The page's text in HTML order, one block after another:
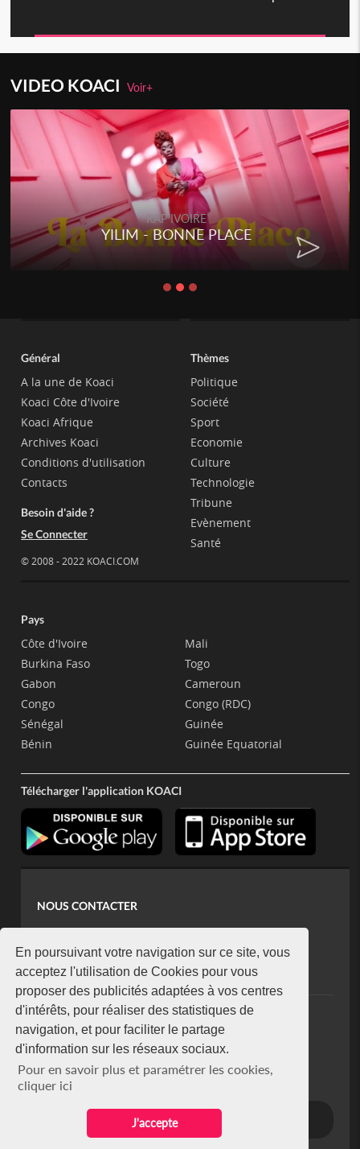
En poursuivant votre navigation sur ce site, vous
acceptez l'utilisation de Cookies pour vous
proposer des publicités adaptées à vos centres
d'intérêts, pour réaliser des statistiques de
navigation, et pour faciliter le partage
d'information sur les réseaux sociaux.
Pour en savoir plus et paramétrer les cookies,
cliquer ici
J'accepte
VIDEO KOACIVoir+
RAP IVOIRE
YILIM - BONNE PLACE
Général
A la une de Koaci
Koaci Côte d'Ivoire
Koaci Afrique
Archives Koaci
Conditions d'utilisation
Contacts
Besoin d'aide ?
Se Connecter
© 2008 - 2022 KOACI.COM
Thèmes
Politique
Société
Sport
Economie
Culture
Technologie
Tribune
Evènement
Santé
Pays
Côte d'Ivoire
Burkina Faso
Gabon
Congo
Sénégal
Bénin
Mali
Togo
Cameroun
Congo (RDC)
Guinée
Guinée Equatorial
Télécharger l'application KOACI
NOUS CONTACTER
koaci@yahoo.fr
+225 07 08 85 52 93
NEWSLETTER
Restez connecté via notre newsletter
S'abonner
Se désabonner